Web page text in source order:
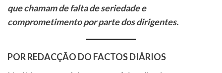
que chamam de falta de seriedade e
comprometimento por parte dos dirigentes.
POR REDACÇÃO DO FACTOS DIÁRIOS